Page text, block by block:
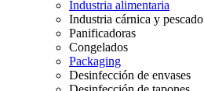
Industria alimentaria
Industria cárnica y pescado
Panificadoras
Congelados
Packaging
Desinfección de envases